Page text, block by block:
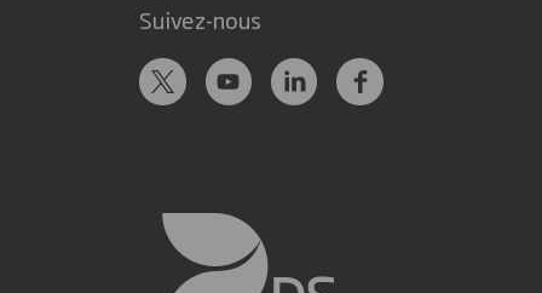
Suivez-nous